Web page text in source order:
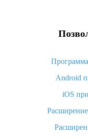
Что значит статус
Что делать, если
Как узнать,
Вы отменили заказ на
Что такое баллы
«AliExpress Standard
как
Android
iOS